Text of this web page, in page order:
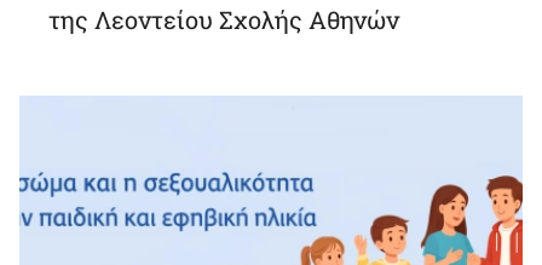
της Λεοντείου Σχολής Αθηνών